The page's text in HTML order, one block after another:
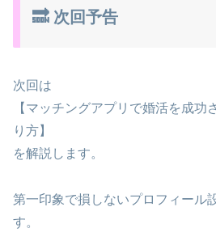
🔜 次回予告
次回は
【マッチングアプリで婚活を成功
り方】
を解説します。
第一印象で損しないプロフィール
す。